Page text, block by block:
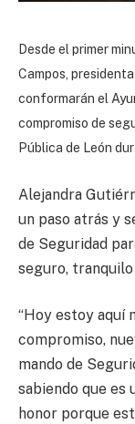
Desde el primer
Campos,
conformarán el
compromiso de
Pública de León
Alejandra
un paso atrás y
de Seguridad
seguro, tranquilo
“Hoy estoy aquí
compromiso,
mando de
sabiendo que es
honor porque